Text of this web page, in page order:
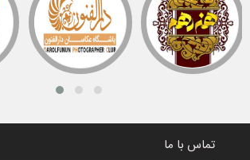
تماس با ما